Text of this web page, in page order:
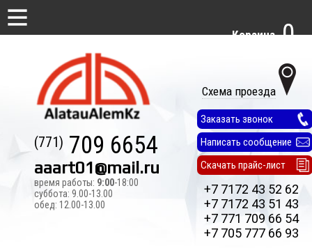
Схема проезда
(771) 709 6654
aaart01@mail.ru
время работы: 9:00-18:00
суббота: 9.00-13.00
обед: 12.00-13.00
Заказать звонок
Написать сообщение
Скачать прайс-лист
+7 7172 43 52 62
+7 7172 43 51 43
+7 771 709 66 54
+7 705 777 66 93
Корзина 0